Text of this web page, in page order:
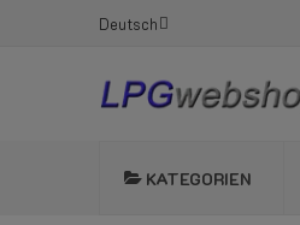
Deutsch
KATEGORIEN